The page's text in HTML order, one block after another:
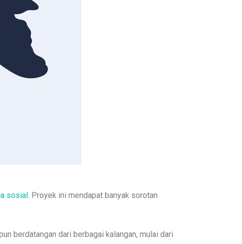
sosial. Proyek ini mendapat banyak sorotan
berdatangan dari berbagai kalangan, mulai dari